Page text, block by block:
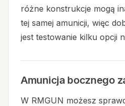
różne konstrukcje mogą
tej samej amunicji, więc
jest testowanie kilku opcji
Amunicja bocznego
W RMGUN możesz